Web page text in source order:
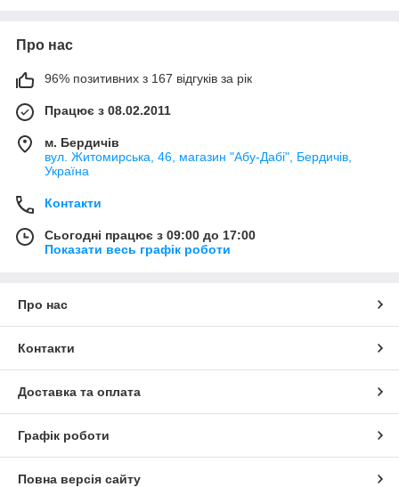
Про нас
96% позитивних з 167 відгуків за рік
Працює з 08.02.2011
м. Бердичів
вул. Житомирська, 46, магазин "Абу-Дабі", Бердичів,
Україна
Контакти
Сьогодні працює з 09:00 до 17:00
Показати весь графік роботи
Про нас
Контакти
Доставка та оплата
Графік роботи
Повна версія сайту